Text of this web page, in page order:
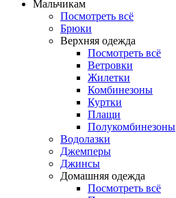
Мальчикам
Посмотреть всё
Брюки
Верхняя одежда
Посмотреть всё
Ветровки
Жилетки
Комбинезоны
Куртки
Плащи
Полукомбинезоны
Водолазки
Джемперы
Джинсы
Домашняя одежда
Посмотреть всё